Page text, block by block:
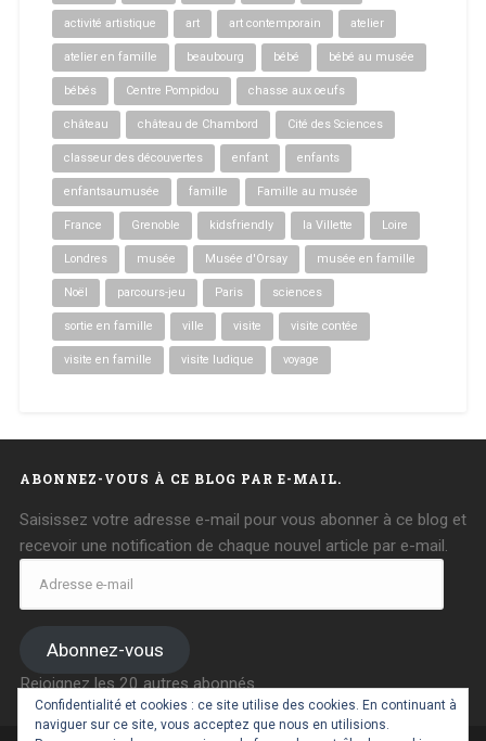
activité artistique art art contemporain atelier
atelier en famille beaubourg bébé bébé au musée
bébés Centre Pompidou chasse aux oeufs
château château de Chambord Cité des Sciences
classeur des découvertes enfant enfants
enfantsaumusée famille Famille au musée
France Grenoble kidsfriendly la Villette Loire
Londres musée Musée d'Orsay musée en famille
Noël parcours-jeu Paris sciences
sortie en famille ville visite visite contée
visite en famille visite ludique voyage
ABONNEZ-VOUS À CE BLOG PAR E-MAIL.
Saisissez votre adresse e-mail pour vous abonner à ce blog et
recevoir une notification de chaque nouvel article par e-mail.
Adresse
Abonnez-vous
Rejoignez les 20 autres abonnés
Confidentialité et cookies : ce site utilise des cookies. En continuant à
naviguer sur ce site, vous acceptez que nous en utilisions.